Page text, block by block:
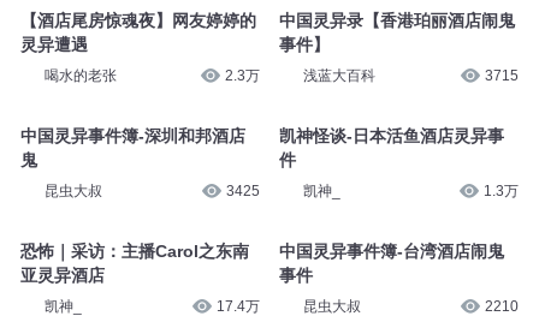
【酒店尾房惊魂夜】网友婷婷的
灵异遭遇
喝水的老张 2.3万
中国灵异事件簿-深圳和邦酒店
鬼
昆虫大叔 3425
恐怖｜采访：主播Carol之东南
亚灵异酒店
凯神_ 17.4万
中国灵异录【香港珀丽酒店闹鬼
事件】
浅蓝大百科 3715
凯神怪谈-日本活鱼酒店灵异事
件
凯神_ 1.3万
中国灵异事件簿-台湾酒店闹鬼
事件
昆虫大叔 2210